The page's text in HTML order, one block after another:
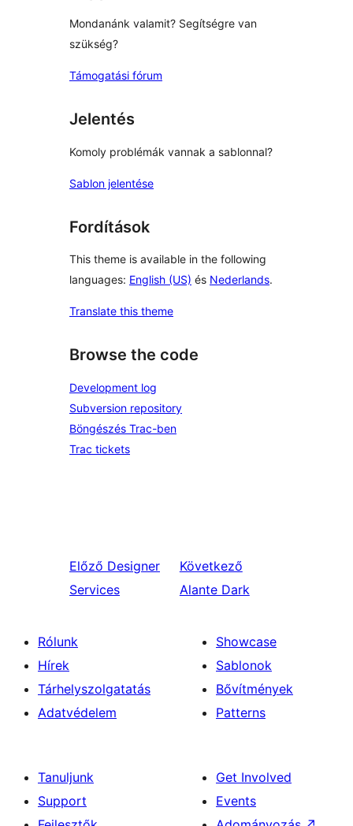
Mondanánk valamit? Segítségre van
szükség?
Támogatási fórum
Jelentés
Komoly problémák vannak a sablonnal?
Sablon jelentése
Fordítások
This theme is available in the following
languages: English (US) és Nederlands.
Translate this theme
Browse the code
Development log
Subversion repository
Böngészés Trac-ben
Trac tickets
Előző Designer
Services
Következő
Alante Dark
Rólunk
Hírek
Tárhelyszolgatatás
Adatvédelem
Showcase
Sablonok
Bővítmények
Patterns
Tanuljunk
Support
Get Involved
Events